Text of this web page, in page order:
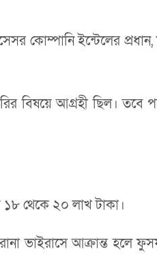
কোম্পানি ইন্টেলের
বিষয়ে আগ্রহী ছিল। তবে
থেকে ২০ লাখ টাকা।
ভাইরাসে আক্রান্ত হলে